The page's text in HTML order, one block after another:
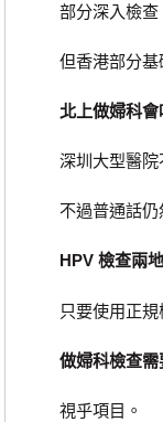
部分深入檢查
但香港部分基
北上做婦科會
深圳大型醫院
不過普通話仍
HPV 檢查兩
只要使用正規
做婦科檢查需
視乎項目。